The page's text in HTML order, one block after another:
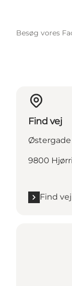
Besøg vores
Find vej
Østergade
9800
Find vej